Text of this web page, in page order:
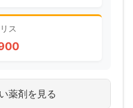
ス
薬剤を見る